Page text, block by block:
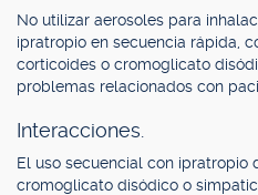
No utilizar aerosoles para
ipratropio en secuencia rápida,
corticoides o cromoglicato
problemas relacionados con
Interacciones.
El uso secuencial con ipratropio
cromoglicato disódico o